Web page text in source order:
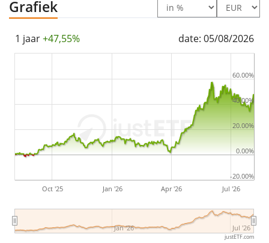
The Xtrackers Artificial Intelligence & Big Data UCITS
under management
Grafiek
1 jaar+47,55% date: 05/08/2026
Oct '25 Jan '26 Apr '26 Jul '26
Jan '26 Jul '26
-20.00%
0.00%
20.00%
40.00%
60.00%
justETF.com